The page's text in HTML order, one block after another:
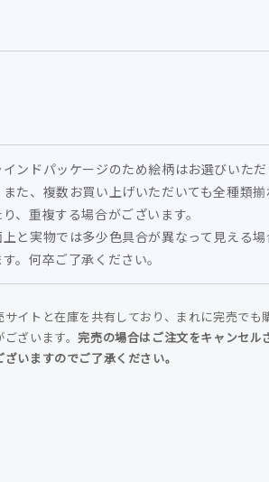
！
を
増
や
す
インドパッケージのため絵柄はお選びいただ
また、複数お買い上げいただいても全種類揃
、重複する場合がございます。
上と実物では多少色具合が異なって見える場
。何卒ご了承ください。
イトと在庫を共有しており、まれに完売でも
ございます。完売の場合はご注文をキャンセル
いますのでご了承ください。